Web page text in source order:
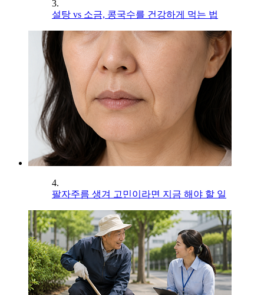
3.
설탕 vs 소금, 콩국수를 건강하게 먹는 법
4.
팔자주름 생겨 고민이라면 지금 해야 할 일